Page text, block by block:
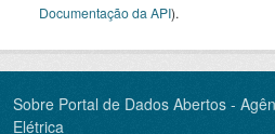
Documentação da API).
Sobre Portal de Dados Abertos -
Elétrica